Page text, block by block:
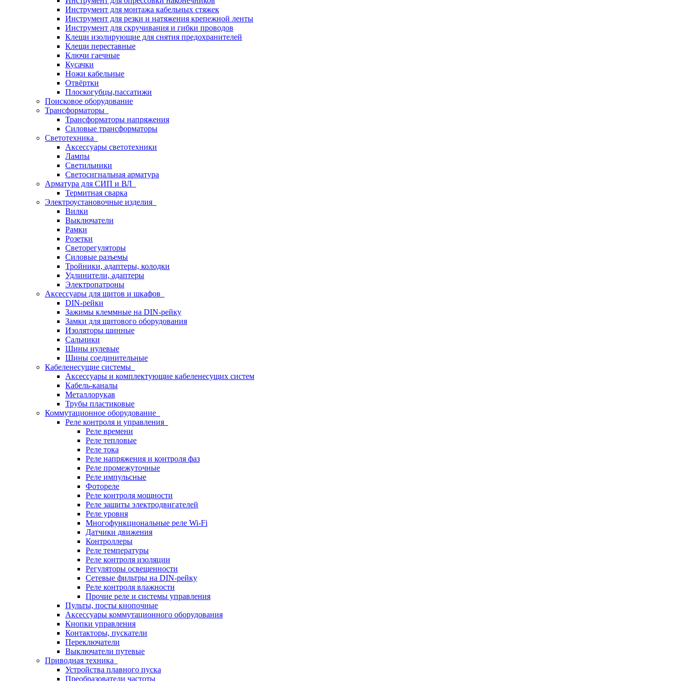
Инструмент для монтажа кабельных стяжек
Инструмент для резки и натяжения крепежной ленты
Инструмент для скручивания и гибки проводов
Клещи изолирующие для снятия предохранителей
Клещи переставные
Ключи гаечные
Кусачки
Ножи кабельные
Отвёртки
Плоскогубцы,пассатижи
Поисковое оборудование
Трансформаторы
Трансформаторы напряжения
Силовые трансформаторы
Светотехника
Аксессуары светотехники
Лампы
Светильники
Светосигнальная арматура
Арматура для СИП и ВЛ
Термитная сварка
Электроустановочные изделия
Вилки
Выключатели
Рамки
Розетки
Светорегуляторы
Силовые разъемы
Тройники, адаптеры, колодки
Удлинители, адаптеры
Электропатроны
Аксессуары для щитов и шкафов
DIN-рейки
Зажимы клеммные на DIN-рейку
Замки для щитового оборудования
Изоляторы шинные
Сальники
Шины нулевые
Шины соединительные
Кабеленесущие системы
Аксессуары и комплектующие кабеленесущих систем
Кабель-каналы
Металлорукав
Трубы пластиковые
Коммутационное оборудование
Реле контроля и управления
Реле времени
Реле тепловые
Реле тока
Реле напряжения и контроля фаз
Реле промежуточные
Реле импульсные
Фотореле
Реле контроля мощности
Реле защиты электродвигателей
Реле уровня
Многофункциональные реле Wi-Fi
Датчики движения
Контроллеры
Реле температуры
Реле контроля изоляции
Регуляторы освещенности
Сетевые фильтры на DIN-рейку
Реле контроля влажности
Прочие реле и системы управления
Пульты, посты кнопочные
Аксессуары коммутационного оборудования
Кнопки управления
Контакторы, пускатели
Переключатели
Выключатели путевые
Приводная техника
Устройства плавного пуска
Преобразователи частоты